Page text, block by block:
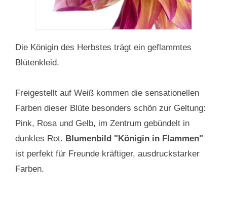
Die Königin des Herbstes trägt ein geflammtes
Blütenkleid.
Freigestellt auf Weiß kommen die sensationellen
Farben dieser Blüte besonders schön zur Geltung:
Pink, Rosa und Gelb, im Zentrum gebündelt in
dunkles Rot. Blumenbild "Königin in Flammen"
ist perfekt für Freunde kräftiger, ausdruckstarker
Farben.